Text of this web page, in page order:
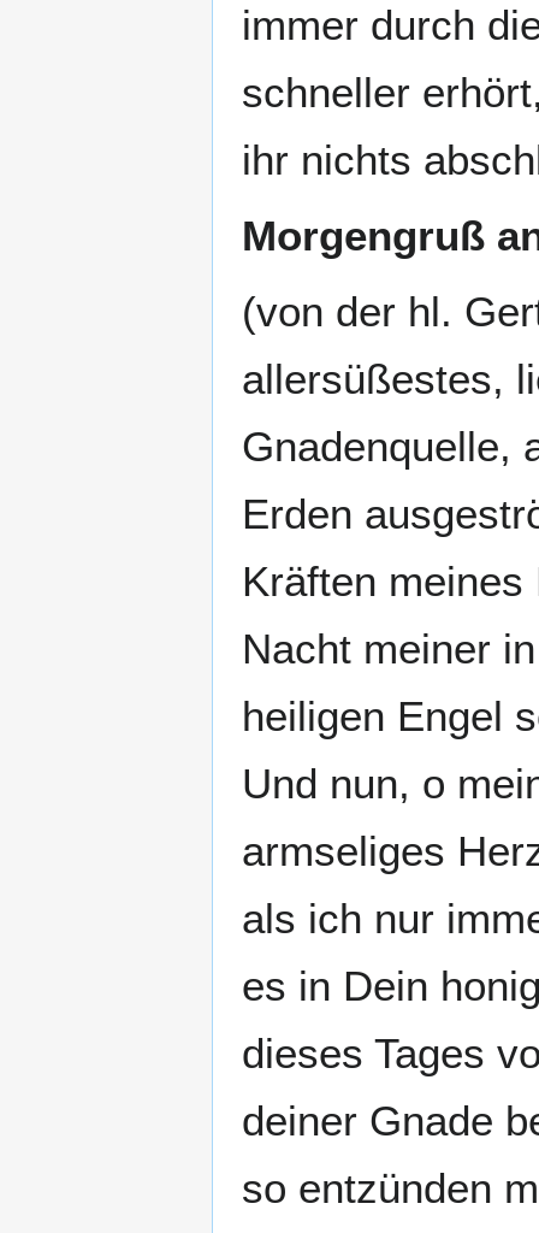
immer durch
schneller
ihr nichts
Morgengruß
(von der hl.
allersüßestes,
Gnadenquelle,
Erden
Kräften
Nacht meiner
heiligen Engel
Und nun, o
armseliges
als ich nur
es in Dein
dieses Tages
deiner Gnade
so entzünden